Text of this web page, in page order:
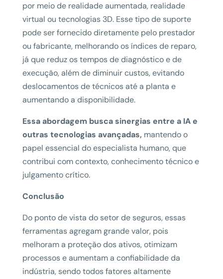
por meio de realidade aumentada, realidade
virtual ou tecnologias 3D. Esse tipo de suporte
pode ser fornecido diretamente pelo prestador
ou fabricante, melhorando os índices de reparo,
já que reduz os tempos de diagnóstico e de
execução, além de diminuir custos, evitando
deslocamentos de técnicos até a planta e
aumentando a disponibilidade.
Essa abordagem busca sinergias entre a IA e
outras tecnologias avançadas, mantendo o
papel essencial do especialista humano, que
contribui com contexto, conhecimento técnico e
julgamento crítico.
Conclusão
Do ponto de vista do setor de seguros, essas
ferramentas agregam grande valor, pois
melhoram a proteção dos ativos, otimizam
processos e aumentam a confiabilidade da
indústria, sendo todos fatores altamente